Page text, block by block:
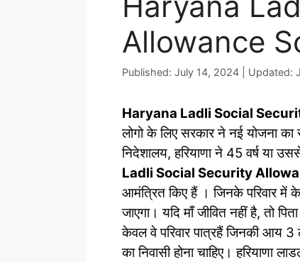
Allowance
Published: July 14, 2024 | Updated:
Haryana Ladli Social
लोगो के लिए सरकार ने नई योजना का
निदेशालय, हरियाणा ने 45 वर्ष या
Ladli Social Security
आमंत्रित किए हैं । जिनके परिवार में
जाएगा। यदि माँ जीवित नहीं है, तो
केवल वे परिवार पात्रहैं जिनकी आय 3
का निवासी होना चाहिए। हरियाणा